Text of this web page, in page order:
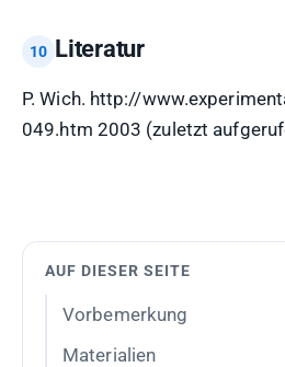
Literatur
P. Wich. http://
049.htm 2003 (zuletzt
AUF DIESER SEITE
Vorbemerkung
Materialien